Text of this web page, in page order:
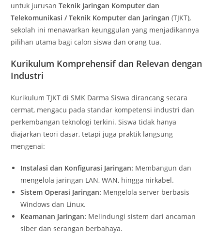
untuk jurusanTeknik Jaringan Komputer dan
Telekomunikasi / Teknik Komputer dan Jaringan (TJKT),
sekolah ini menawarkan keunggulan yang menjadikannya
pilihan utama bagi calon siswa dan orang tua.
Kurikulum Komprehensif dan Relevan dengan
Industri
Kurikulum TJKT di SMK Darma Siswa dirancang secara
cermat, mengacu pada standar kompetensi industri dan
perkembangan teknologi terkini. Siswa tidak hanya
diajarkan teori dasar, tetapi juga praktik langsung
mengenai:
Instalasi dan Konfigurasi Jaringan: Membangun dan
mengelola jaringan LAN, WAN, hingga nirkabel.
Sistem Operasi Jaringan: Mengelola server berbasis
Windows dan Linux.
Keamanan Jaringan: Melindungi sistem dari ancaman
siber dan serangan berbahaya.